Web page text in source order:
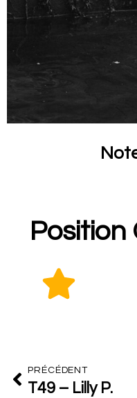
PRÉCÉDENT
T49 – Lilly P.